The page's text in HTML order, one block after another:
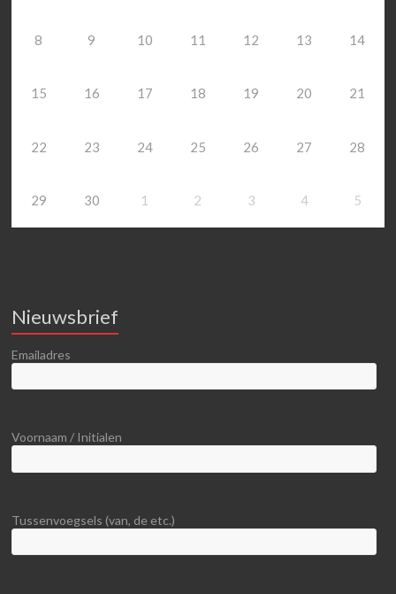
8 9 10 11 12 13 14
15 16 17 18 19 20 21
22 23 24 25 26 27 28
29 30 1 2 3 4 5
Nieuwsbrief
Emailadres
Voornaam / Initialen
Tussenvoegsels (van, de etc.)